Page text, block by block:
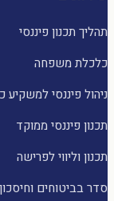
תהליך תכנון פיננסי
כלכלת משפחה
ניהול פיננסי למשקיע
תכנון פיננסי ממוקד
תכנון וליווי לפרישה
סדר בביטוחים וחיסכון